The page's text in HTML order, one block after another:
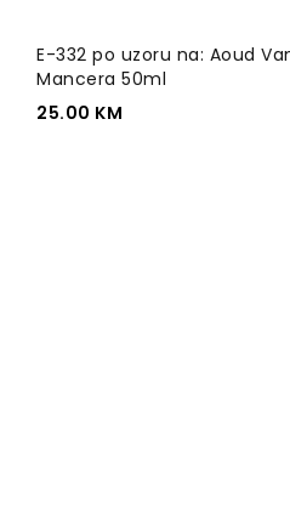
E-332 po uzoru na: Aoud
Mancera 50ml
25.00 KM